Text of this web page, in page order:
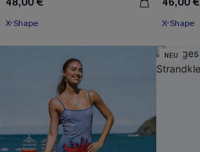
X-Shape X-Shape
NEU